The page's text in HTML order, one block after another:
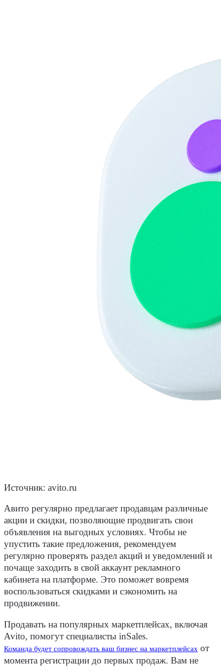
Источник: avito.ru
Авито регулярно предлагает продавцам различные
акции и скидки, позволяющие продвигать свои
объявления на выгодных условиях. Чтобы не
упустить такие предложения, рекомендуем
регулярно проверять раздел акций и уведомлений и
почаще заходить в свой аккаунт рекламного
кабинета на платформе. Это поможет вовремя
воспользоваться скидками и сэкономить на
продвижении.
Продавать на популярных маркетплейсах, включая
Avito, помогут специалисты inSales.
Команда будет сопровождать ваш бизнес на маркетплейсах от
момента регистрации до первых продаж. Вам не